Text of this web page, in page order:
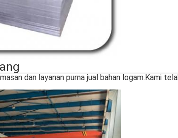
dan layanan purna jual bahan logam.Kami